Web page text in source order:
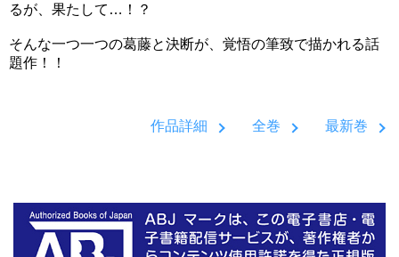
るが、果たして…！？
そんな一つ一つの葛藤と決断が、覚悟の筆致で描かれる話
題作！！
作品詳細 全巻 最新巻